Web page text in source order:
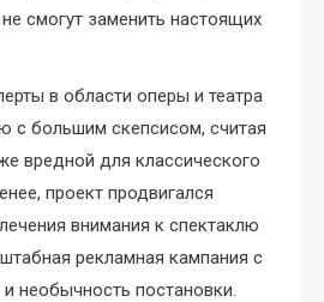
смогут заменить настоящих
в области оперы и театра
с большим скепсисом, считая
вредной для классического
проект продвигался
внимания к спектаклю
рекламная кампания с
необычность постановки.